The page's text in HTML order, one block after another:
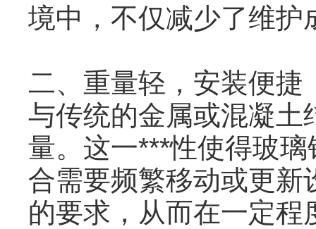
境中，不仅减少了维护
二、重量轻，安装便捷
与传统的金属或混凝土
量。这一***性使得玻
合需要频繁移动或更新
的要求，从而在一定